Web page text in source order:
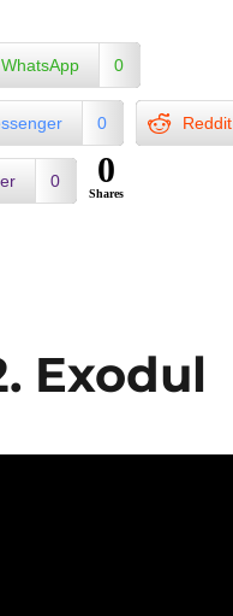
WhatsApp 0
0 Reddit
0 0
Shares
Exodul